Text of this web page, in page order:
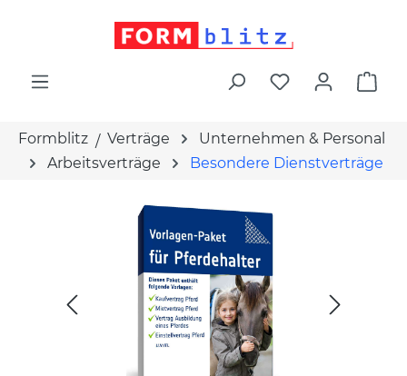
Formblitz Verträge
Unternehmen & Personal
Arbeitsverträge
Besondere Dienstverträge